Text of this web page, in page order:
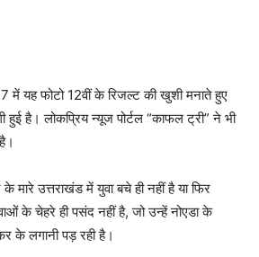
में यह फोटो 12वीं के रिजल्ट की खुशी मनाते हुए
है। लोकप्रिय न्यूज पोर्टल “काफल ट्री” ने भी
मारे उत्तराखंड में युवा बचे ही नहीं है या फिर
के चेहरे ही पसंद नहीं है, जो उन्हें नोएडा के
के लगानी पड़ रही है।